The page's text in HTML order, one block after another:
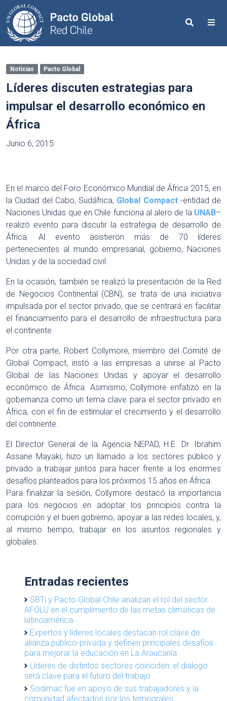
Search
Noticias Pacto Global
Líderes discuten estrategias para
impulsar el desarrollo económico en
África
Junio 6, 2015
En el marco del Foro Económico Mundial de África 2015, en
la Ciudad del Cabo, Sudáfrica, Global Compact-entidad de
Naciones Unidas que en Chile funciona al alero de la UNAB–
realizó evento para discutir la estrategia de desarrollo de
África. Al evento asistieron más de 70 líderes
pertenecientes al mundo empresarial, gobierno, Naciones
Unidas y de la sociedad civil.
En la ocasión, también se realizó la presentación de la Red
de Negocios Continental (CBN), se trata de una iniciativa
impulsada por el sector privado, que se centrará en facilitar
el financiamiento para el desarrollo de infraestructura para
el continente.
Por otra parte, Robert Collymore, miembro del Comité de
Global Compact, instó a las empresas a unirse al Pacto
Global de las Naciones Unidas y apoyar el desarrollo
económico de África. Asimismo, Collymore enfatizó en la
gobernanza como un tema clave para el sector privado en
África, con el fin de estimular el crecimiento y el desarrollo
del continente.
El Director General de la Agencia NEPAD, H.E. Dr. Ibrahim
Assane Mayaki, hizo un llamado a los sectores público y
privado a trabajar juntos para hacer frente a los enormes
desafíos planteados para los próximos 15 años en África.
Para finalizar la sesión, Collymore destacó la importancia
para los negocios en adoptar los principios contra la
corrupción y el buen gobierno, apoyar a las redes locales, y,
al mismo tiempo, trabajar en los asuntos regionales y
globales.
Entradas recientes
SBTi y Pacto Global Chile analizan el rol del sector
AFOLU en el cumplimiento de las metas climáticas de
latinoamérica
Expertos y líderes locales destacan rol clave de
alianza público-privada y definen principales desafíos
para mejorar la educación en La Araucanía
Líderes de distintos sectores coinciden: el diálogo
será clave para el futuro del trabajo
Sodimac fue en apoyo de sus trabajadores y la
comunidad afectados por los temporales